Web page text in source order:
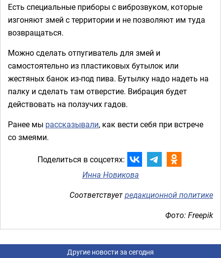
Есть специальные приборы с виброзвуком, которые
изгоняют змей с территории и не позволяют им туда
возвращаться.
Можно сделать отпугиватель для змей и
самостоятельно из пластиковых бутылок или
жестяных банок из-под пива. Бутылку надо надеть на
палку и сделать там отверстие. Вибрация будет
действовать на ползучих гадов.
Ранее мы рассказывали, как вести себя при встрече
со змеями.
Поделиться в соцсетях:
Инна Новикова
Соответствуетредакционной политике
Фото: Freepik
Другие новости за сегодня